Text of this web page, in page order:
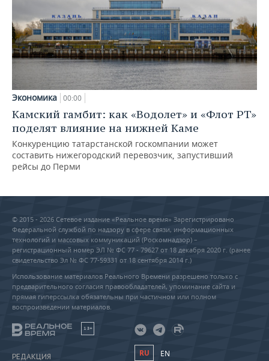
Экономика 00:00
Камский гамбит: как «Водолет» и «Флот РТ»
поделят влияние на нижней Каме
Конкуренцию татарстанской госкомпании может
составить нижегородский перевозчик, запустивший
рейсы до Перми
© 2015 - 2026 Сетевое издание «Реальное время» Зарегистрировано
Федеральной службой по надзору в сфере связи, информационных
технологий и массовых коммуникаций (Роскомнадзор) –
регистрационный номер ЭЛ № ФС 77 - 79627 от 18 декабря 2020 г. (ранее
свидетельство Эл № ФС 77-59331 от 18 сентября 2014 г.)
Использование материалов Реального Времени разрешено только с
предварительного согласия правообладателей, упоминание сайта и
прямая гиперссылка обязательны при частичном или полном
воспроизведении материалов.
18+
РЕДАКЦИЯ RU EN